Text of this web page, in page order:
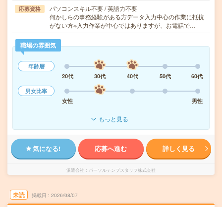
応募資格
パソコンスキル不要 / 英語力不要
何かしらの事務経験がある方データ入力中心の作業に抵抗
がない方※入力作業が中心ではありますが、お電話で…
職場の雰囲気
年齢層
20代
30代 40代 50代
60代
男女比率
女性
男性
もっと見る
気になる! 応募へ進む 詳しく見る
派遣会社 パーソルテンプスタッフ株式会社
未読 掲載日 2026/08/07